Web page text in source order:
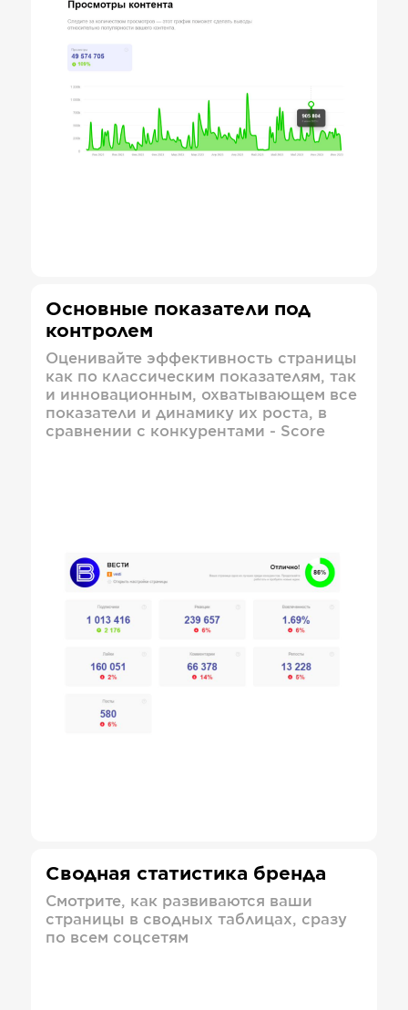
Основные показатели под
контролем
Оценивайте эффективность страницы
как по классическим показателям, так
и инновационным, охватывающем все
показатели и динамику их роста, в
сравнении с конкурентами - Score
Сводная статистика бренда
Смотрите, как развиваются ваши
страницы в сводных таблицах, сразу
по всем соцсетям